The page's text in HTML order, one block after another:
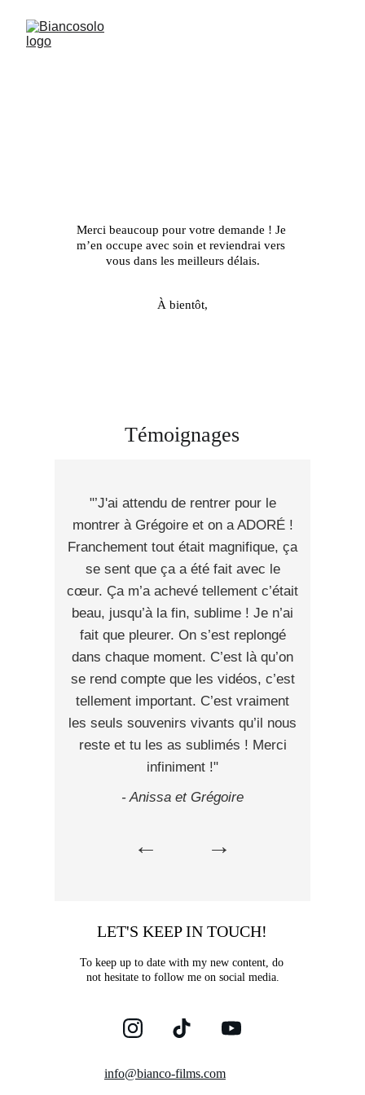
Merci beaucoup pour votre demande ! Je
m’en occupe avec soin et reviendrai vers
vous dans les meilleurs délais.
À bientôt,
Témoignages
LET'S KEEP IN TOUCH!
To keep up to date with my new content, do
not hesitate to follow me on social media.
info@bianco-films.com